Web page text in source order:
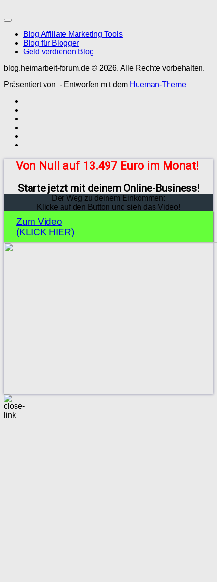
Blog Affiliate Marketing Tools
Blog für Blogger
Geld verdienen Blog
blog.heimarbeit-forum.de © 2026. Alle Rechte vorbehalten.
Präsentiert von - Entworfen mit dem Hueman-Theme
Von Null auf 13.497 Euro im Monat!
Starte jetzt mit deinem Online-Business!
Der Weg zu deinem Einkommen:
Klicke auf den Button und sieh das Video!
Zum Video
(KLICK HIER)